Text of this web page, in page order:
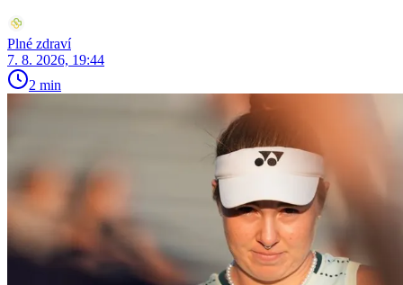
Plné zdraví
7. 8. 2026, 19:44
2 min